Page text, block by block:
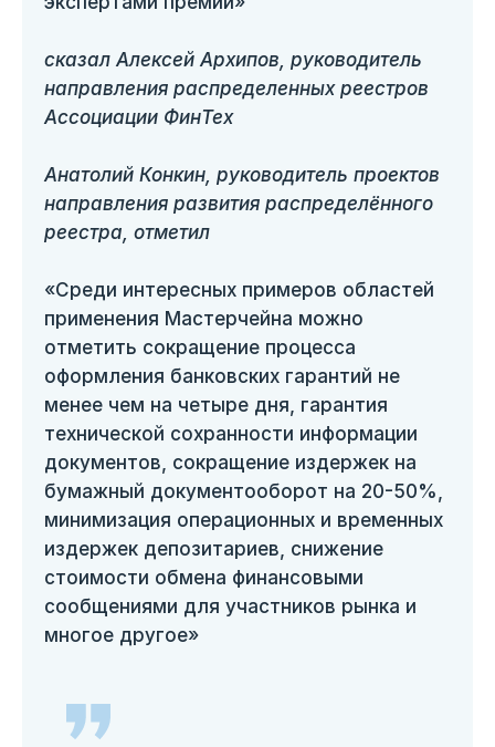
сказал Алексей Архипов, руководитель
направления распределенных реестров
Ассоциации ФинТех
Анатолий Конкин, руководитель проектов
направления развития распределённого
реестра, отметил
«Среди интересных примеров областей
применения Мастерчейна можно
отметить сокращение процесса
оформления банковских гарантий не
менее чем на четыре дня, гарантия
технической сохранности информации
документов, сокращение издержек на
бумажный документооборот на 20-50%,
минимизация операционных и временных
издержек депозитариев, снижение
стоимости обмена финансовыми
сообщениями для участников рынка и
многое другое»